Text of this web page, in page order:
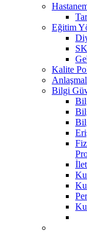
Eğitim
Kalite
Bilgi